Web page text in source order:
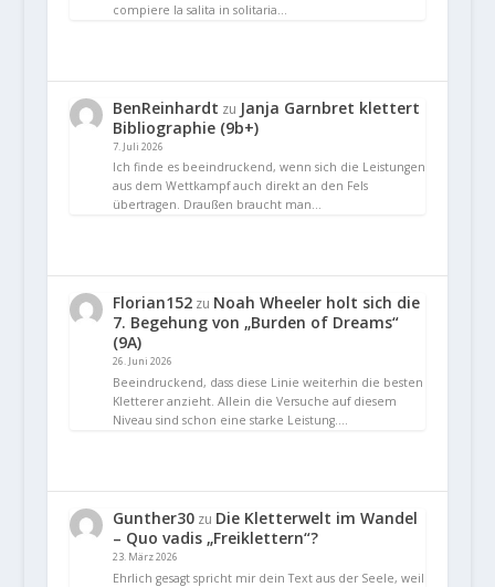
compiere la salita in solitaria…
BenReinhardt zu Janja Garnbret klettert
Bibliographie (9b+)
7. Juli 2026
Ich finde es beeindruckend, wenn sich die Leistungen
aus dem Wettkampf auch direkt an den Fels
übertragen. Draußen braucht man…
Florian152zu Noah Wheeler holt sich die
7. Begehung von „Burden of Dreams“
(9A)
26. Juni 2026
Beeindruckend, dass diese Linie weiterhin die besten
Kletterer anzieht. Allein die Versuche auf diesem
Niveau sind schon eine starke Leistung.…
Gunther30zu Die Kletterwelt im Wandel
– Quo vadis „Freiklettern“?
23. März 2026
Ehrlich gesagt spricht mir dein Text aus der Seele, weil